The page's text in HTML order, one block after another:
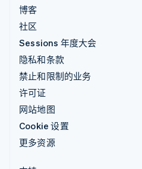
博客
社区
Sessions 年度大会
隐私和条款
禁止和限制的业务
许可证
网站地图
Cookie 设置
更多资源